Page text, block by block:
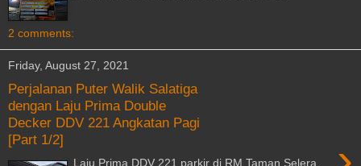
2 comments:
Friday, August 27, 2021
Perjalanan Puter Walik Salatiga
dengan Laju Prima Double
Decker DDV 221 Angkatan Pagi
[Part 1/2]
Laju Prima DDV 221 parkir di RM Taman Selera.